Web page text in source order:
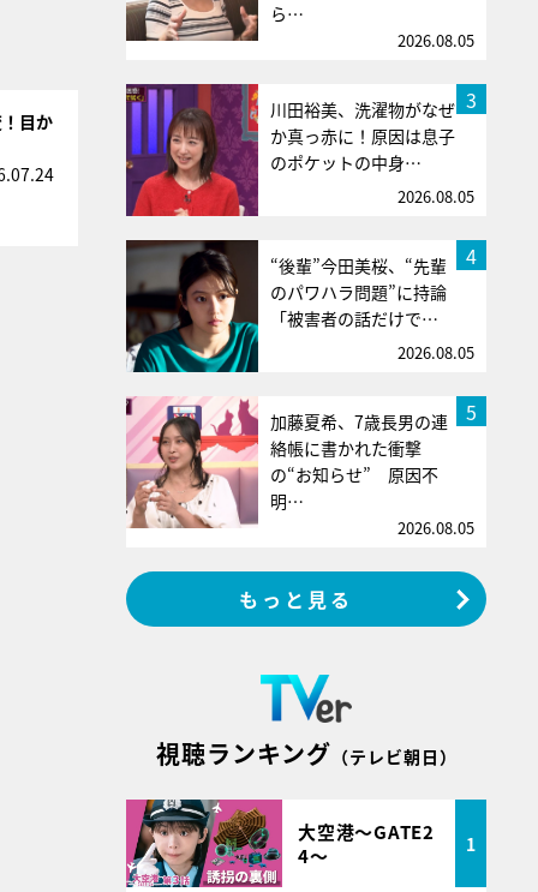
目か
ら…
2026.08.05
3
川田裕美、洗濯物がなぜ
か真っ赤に！原因は息子
のポケットの中身…
2026.08.05
4
“後輩”今田美桜、“先輩
のパワハラ問題”に持論
「被害者の話だけで…
2026.08.05
5
加藤夏希、7歳長男の連
絡帳に書かれた衝撃
の“お知らせ” 原因不
明…
2026.08.05
もっと見る
視聴ランキング （テレビ朝日）
大空港～GATE2
4～
1